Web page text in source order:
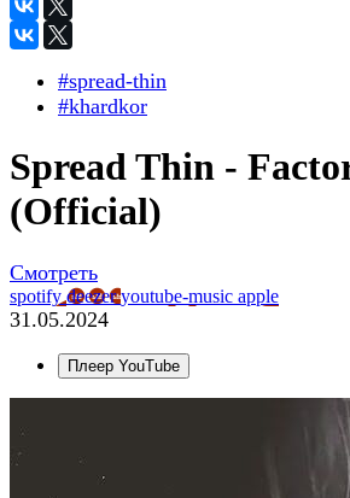
#spread-thin
#khardkor
Spread Thin -
(Official)
Смотреть
spotifydeezeryoutube-music apple
31.05.2024
Плеер YouTube